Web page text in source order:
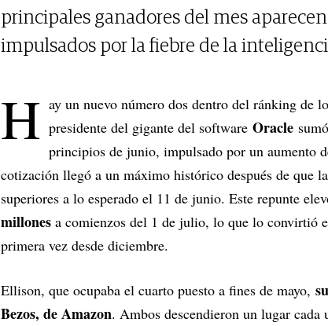
principales ganadores del mes
impulsados por la fiebre de la
H ay un nuevo número dos dentro del ránking de
presidente del gigante del software Oracle sumó
principios de junio, impulsado por un aumento
cotización llegó a un máximo histórico después de que
superiores a lo esperado el 11 de junio. Este repunte
millones a comienzos del 1 de julio, lo que lo convirtió
primera vez desde diciembre.
Ellison, que ocupaba el cuarto puesto a fines de mayo,
Bezos, de Amazon. Ambos descendieron un lugar